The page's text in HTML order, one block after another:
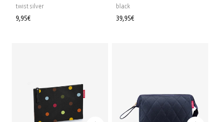
twist silver
Prix
9,95€
black
Prix
39,95€